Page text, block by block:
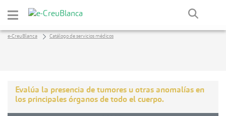
Saltar al contenido principal
e-CreuBlanca Catálogo de servicios médicos
Evalúa la presencia de tumores u otras anomalías en
los principales órganos de todo el cuerpo.